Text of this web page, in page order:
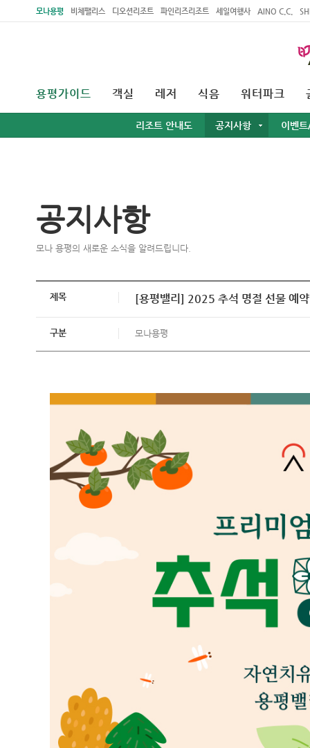
모나용평 비체팰리스 디오션리조트 파인리즈리조트 세일여행사 AINO C.C.
용평가이드
리조트 안내도 공지사항 이벤
객실 레저 식음 워터파크
공지사항
모나 용평의 새로운 소식을 알려드립니다.
제목 [용평밸리] 2025 추석 명절 선물 예
구분 모나용평